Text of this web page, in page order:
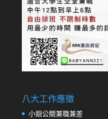
八大工作應徵
小姐公關兼職兼差